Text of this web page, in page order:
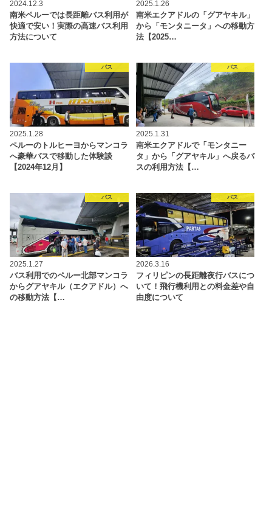
2024.12.3
南米ペルーでは長距離バス利用が
快適で安い！実際の高速バス利用
方法について
2025.1.26
南米エクアドルの「グアヤキル」
から「モンタニータ」への移動方
法【2025…
バス
2025.1.28
ペルーのトルヒーヨからマンコラ
へ豪華バスで移動した体験談
【2024年12月】
バス
2025.1.31
南米エクアドルで「モンタニー
タ」から「グアヤキル」へ戻るバ
スの利用方法【…
バス
2025.1.27
バス利用でのペルー北部マンコラ
からグアヤキル（エクアドル）へ
の移動方法【…
バス
2026.3.16
フィリピンの長距離夜行バスにつ
いて！飛行機利用との料金差や自
由度について